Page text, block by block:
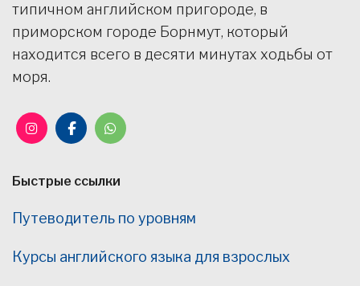
типичном английском пригороде, в
приморском городе Борнмут, который
находится всего в десяти минутах ходьбы от
моря.
Быстрые ссылки
Путеводитель по уровням
Курсы английского языка для взрослых